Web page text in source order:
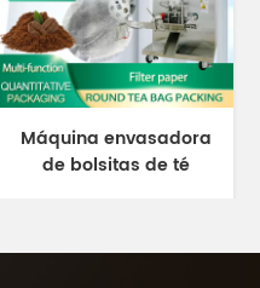
Máquina envasadora
de bolsitas de té